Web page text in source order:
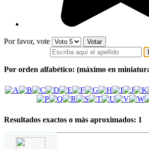
Por favor, vote
Por orden alfabético: (máximo en
Resultados exactos o más aproximados: 1